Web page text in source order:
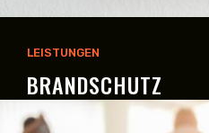
BRANDSCHUTZ
LEISTUNGEN